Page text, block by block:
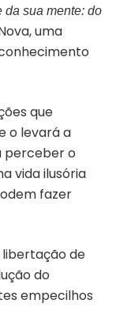
da sua mente: do
uma
que
o levará a
perceber o
vida ilusória
fazer
de
do
empecilhos